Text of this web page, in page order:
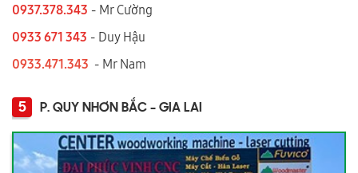
0937.378.343 - Mr Cường
0933 671 343 - Duy Hậu
0933.471.343 - Mr Nam
5 P. QUY NHƠN BẮC - GIA LAI